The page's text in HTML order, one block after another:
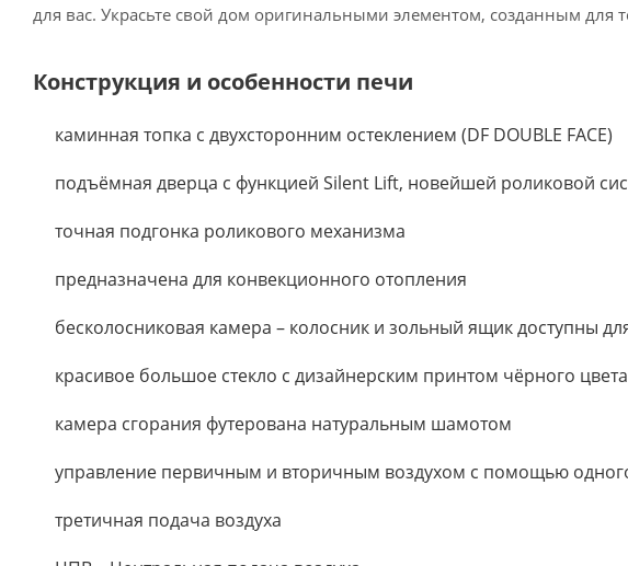
для вас. Украсьте свой дом оригинальными элементом, созданным для
Конструкция и особенности печи
каминная топка с двухсторонним остеклением (DF DOUBLE FACE)
подъёмная дверца с функцией Silent Lift, новейшей роликовой
точная подгонка роликового механизма
предназначена для конвекционного отопления
бесколосниковая камера – колосник и зольный ящик доступны
красивое большое стекло с дизайнерским принтом чёрного цвета
камера сгорания футерована натуральным шамотом
управление первичным и вторичным воздухом с помощью
третичная подача воздуха